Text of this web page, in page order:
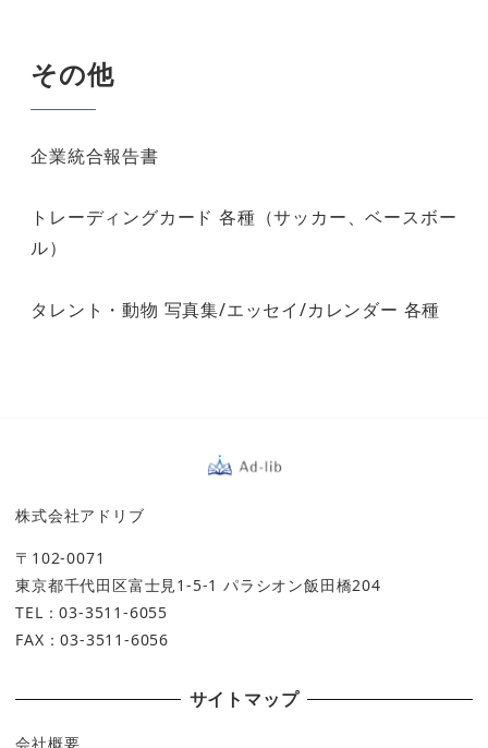
その他
企業統合報告書
トレーディングカード 各種（サッカー、ベースボー
ル）
タレント・動物 写真集/エッセイ/カレンダー 各種
株式会社アドリブ
〒102-0071
東京都千代田区富士見1-5-1 パラシオン飯田橋204
TEL：03-3511-6055
FAX：03-3511-6056
サイトマップ
会社概要